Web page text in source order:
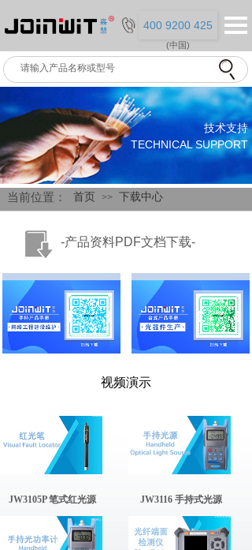
400 9200 425
(中国)
技术支持
TECHNICAL SUPPORT
当前位置： 首页 >> 下载中心
-产品资料PDF文档下载-
视频演示
JW3105P 笔式红光源 JW3116 手持式光源